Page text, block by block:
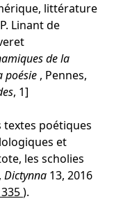
littérature
Linant de
de la
poésie , Pennes,
, 1]
poétiques
et
les scholies
Dictynna 13, 2016
).